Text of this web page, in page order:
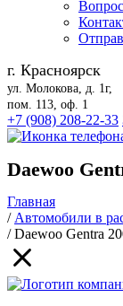
г. Красноярск
ул. Молокова, д. 1г,
пом. 113, оф. 1
+7 (908) 208-22-33
Daewoo
Главная
/Автомобили в
/Daewoo Gentra